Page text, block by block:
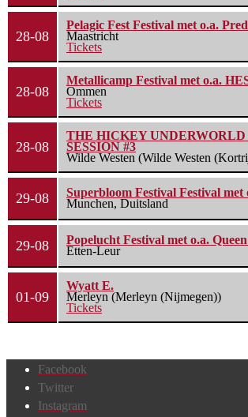
28-08
Pelagic Fest Festival met o.a.
Maastricht
Tickets
28-08
Metallicamp Festival met o.a.
Ommen
Tickets
28-08
THE HICKEY
SESSION #3
Wilde Westen (Wilde Westen
29-08
Superbloom Festival Festival met
Munchen, Duitsland
29-08
Popelucht Festival met o.a.
Etten-Leur
01-09
Wyatt E.
Merleyn (Merleyn (Nijmegen))
Tickets
Facebook
Twitter
Instagram